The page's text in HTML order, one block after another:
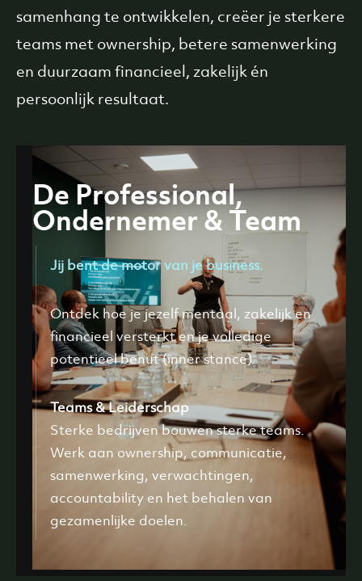
samenhang te ontwikkelen, creëer je sterkere
teams met ownership, betere samenwerking
en duurzaam financieel, zakelijk én
persoonlijk resultaat.
De Professional,
Ondernemer & Team
Jij bent de motor van je business.
Ontdek hoe je jezelf mentaal, zakelijk en
financieel versterkt en je volledige
potentieel benut (inner stance).
Teams & Leiderschap
Sterke bedrijven bouwen sterke teams.
Werk aan ownership, communicatie,
samenwerking, verwachtingen,
accountability en het behalen van
gezamenlijke doelen.